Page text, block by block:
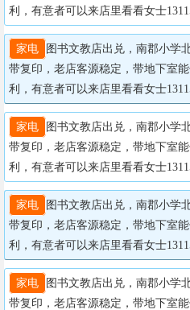
利，有意者可以来店里看看女士
家电
图书文教店出兑，南郡小学
带复印，老店客源稳定，带地下室
利，有意者可以来店里看看女士
家电
图书文教店出兑，南郡小学
带复印，老店客源稳定，带地下室
利，有意者可以来店里看看女士
家电
图书文教店出兑，南郡小学
带复印，老店客源稳定，带地下室
利，有意者可以来店里看看女士
家电
图书文教店出兑，南郡小学
带复印，老店客源稳定，带地下室